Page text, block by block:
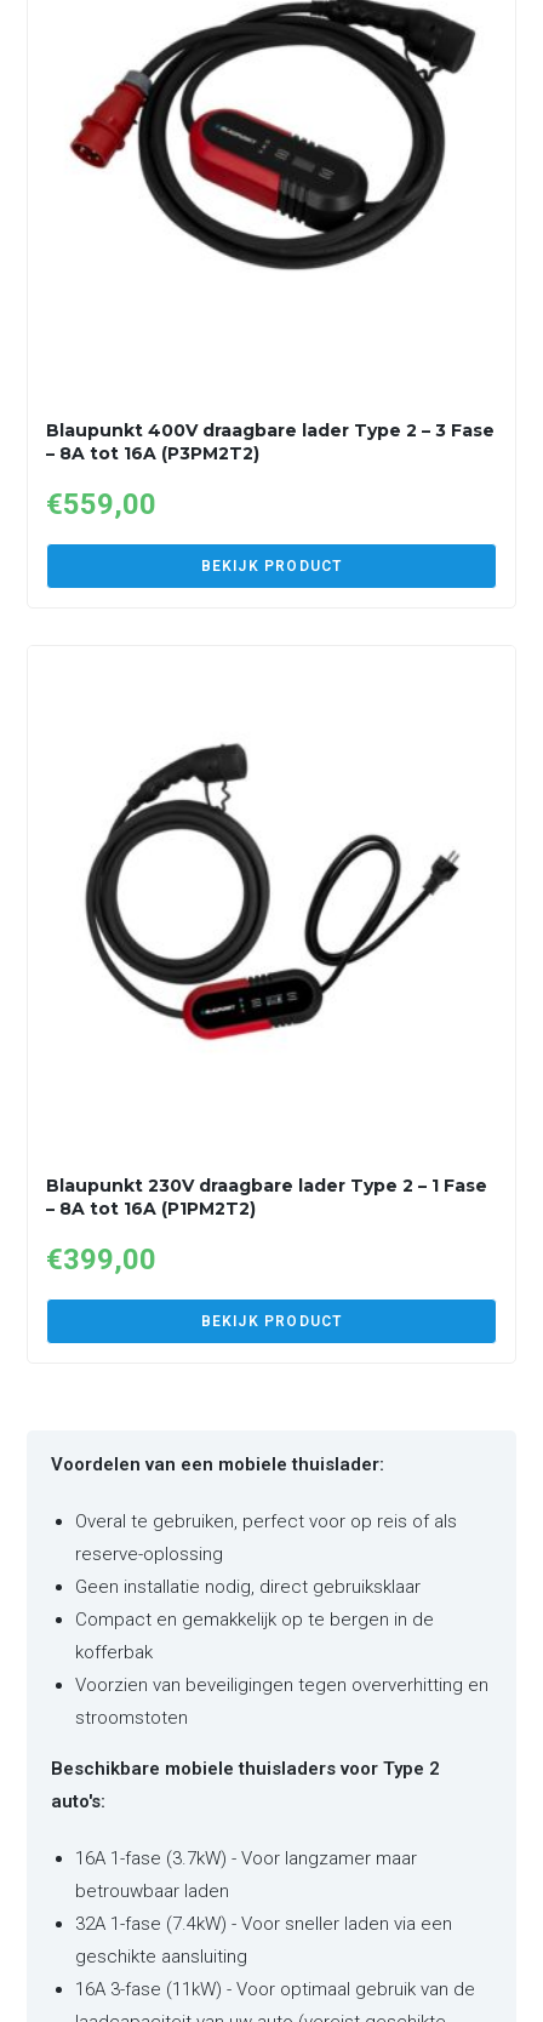
Blaupunkt 400V draagbare lader Type 2 – 3 Fase
– 8A tot 16A (P3PM2T2)
€559,00
BEKIJK PRODUCT
Blaupunkt 230V draagbare lader Type 2 – 1 Fase
– 8A tot 16A (P1PM2T2)
€399,00
BEKIJK PRODUCT
Voordelen van een mobiele thuislader:
Overal te gebruiken, perfect voor op reis of als
reserve-oplossing
Geen installatie nodig, direct gebruiksklaar
Compact en gemakkelijk op te bergen in de
kofferbak
Voorzien van beveiligingen tegen oververhitting en
stroomstoten
Beschikbare mobiele thuisladers voor Type 2
auto's:
16A 1-fase (3.7kW) - Voor langzamer maar
betrouwbaar laden
32A 1-fase (7.4kW) - Voor sneller laden via een
geschikte aansluiting
16A 3-fase (11kW) - Voor optimaal gebruik van de